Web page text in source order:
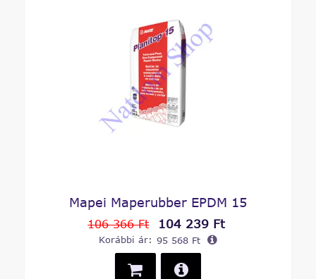
Mapei Maperubber EPDM 15
106 366 Ft 104 239 Ft
Korábbi ár: 95 568 Ft